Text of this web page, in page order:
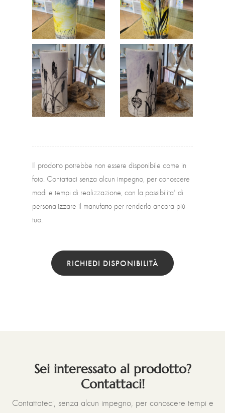
Il prodotto potrebbe non essere disponibile come in
foto. Contattaci senza alcun impegno, per conoscere
modi e tempi di realizzazione, con la possibilita' di
personalizzare il manufatto per renderlo ancora più
tuo.
RICHIEDI DISPONIBILITÀ
Sei interessato al prodotto?
Contattaci!
Contattateci, senza alcun impegno, per conoscere tempi e